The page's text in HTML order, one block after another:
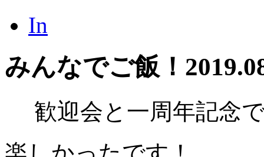
In
みんなでご飯！
歓迎会と一周年記念